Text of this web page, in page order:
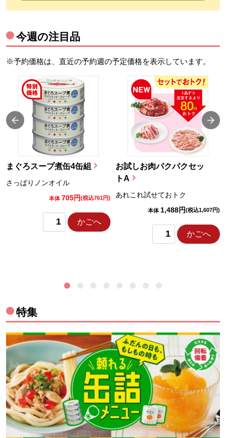
今週の注目品
※予約価格は、直近の予約週の予定価格を表示しています。
まぐろスープ煮缶4缶組
さっぱりノンオイル
本体 705円(税込761円)
かごへ
お試しお肉パクパクセッ
トA
あれこれ試せておトク
本体 1,488円(税込1,607円)
かごへ
特集